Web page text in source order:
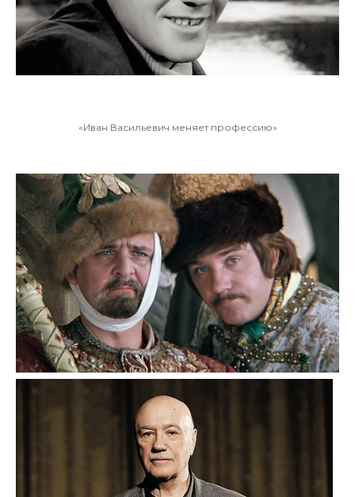
«Иван Васильевич меняет профессию»